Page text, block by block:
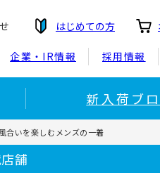
はじめての方
企業・IR情報 採用情報
新入荷ブ
合いを楽しむメンズの一着
舗